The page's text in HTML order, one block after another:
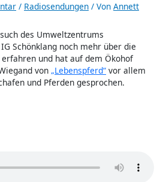
/ Radiosendungen / Von Annett
des Umweltzentrums
Schönklang noch mehr über die
und hat auf dem Ökohof
von „Lebenspferd“ vor allem
und Pferden gesprochen.